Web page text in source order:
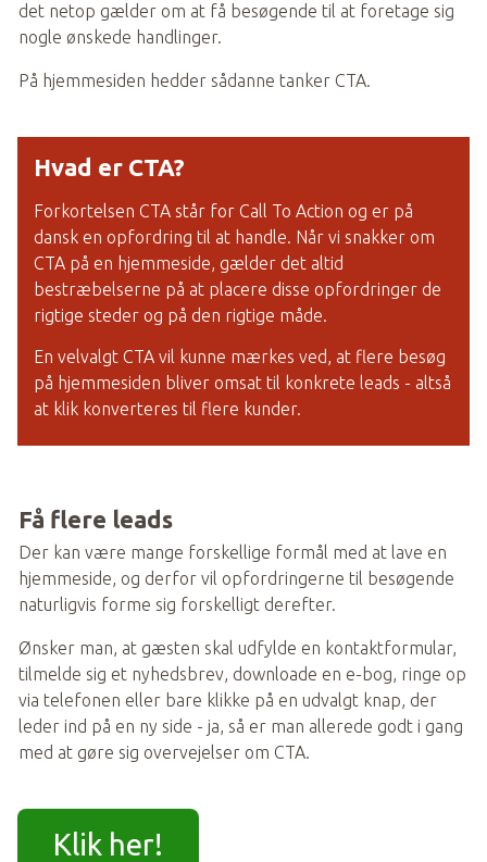
det netop gælder om at få besøgende til at foretage sig
nogle ønskede handlinger.
På hjemmesiden hedder sådanne tanker CTA.
Hvad er CTA?
Forkortelsen CTA står for Call To Action og er på
dansk en opfordring til at handle. Når vi snakker om
CTA på en hjemmeside, gælder det altid
bestræbelserne på at placere disse opfordringer de
rigtige steder og på den rigtige måde.
En velvalgt CTA vil kunne mærkes ved, at flere besøg
på hjemmesiden bliver omsat til konkrete leads - altså
at klik konverteres til flere kunder.
Få flere leads
Der kan være mange forskellige formål med at lave en
hjemmeside, og derfor vil opfordringerne til besøgende
naturligvis forme sig forskelligt derefter.
Ønsker man, at gæsten skal udfylde en kontaktformular,
tilmelde sig et nyhedsbrev, downloade en e-bog, ringe op
via telefonen eller bare klikke på en udvalgt knap, der
leder ind på en ny side - ja, så er man allerede godt i gang
med at gøre sig overvejelser om CTA.
Klik her!